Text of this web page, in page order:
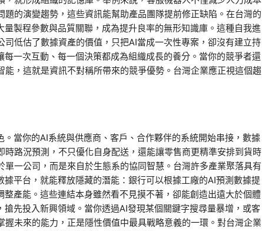
的演變趨勢，這些資訊能幫助產品團隊提前修正缺陷。在台灣的
製程參數與品質關聯，成為提升良率的無形知識庫。這種自我進
低估了數據資產的價值，只把AI當成一次性專案，卻沒有建立持
一次互動、每一個決策都成為組織成長的養分。當你的競爭者還
，這就是資訊不對稱所帶來的競爭優勢。台灣企業應正視這個趨
當你的AI系統與供應商、客戶、合作夥伴的系統開始串接，數據
路況預測，不只優化自身配送，還能讓零售商更精準安排到貨時
一公司，而是來自於生態系的協同智慧。台灣許多產業聚落具有
平台，就能釋放隱藏的潛能：銀行可以根據工廠的AI預測數據提
產能。這些連結本身雖然看不見摸不著，卻能創造出遠大於個體
先投入新興領域。當你透過AI發現某個關鍵字搜尋量暴增，或客
未來的能力，正是隱性價值中最具戰略意義的一環。對台灣企業